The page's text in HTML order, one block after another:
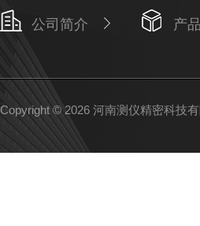
公司简介 产
Copyright © 2026 河南测仪精密科技